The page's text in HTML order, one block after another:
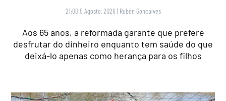
21:00 5 Agosto, 2026 | Rubén Gonçalves
Aos 65 anos, a reformada garante que prefere
desfrutar do dinheiro enquanto tem saúde do que
deixá-lo apenas como herança para os filhos